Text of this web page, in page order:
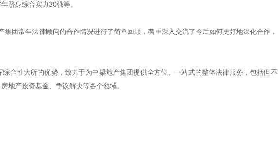
跻身综合实力30强等。
团常年法律顾问的合作情况进行了简单回顾，着重深入交流了今后如何更好地深化合作，
合性大所的优势，致力于为中梁地产集团提供全方位、一站式的整体法律服务，包括但不
地产投资基金、争议解决等各个领域。